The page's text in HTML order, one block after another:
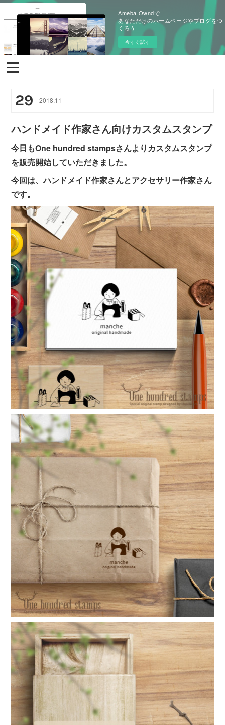
Ameba Owndで
あなただけのホームページやブログをつ
くろう
今すぐ試す
29 2018.11
ハンドメイド作家さん向けカスタムスタンプ
今日もOne hundred stampsさんよりカスタムスタンプ
を販売開始していただきました。
今回は、ハンドメイド作家さんとアクセサリー作家さん
です。